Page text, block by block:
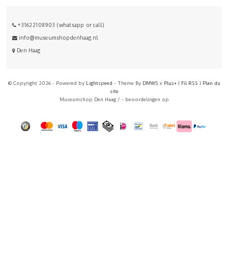
+31622108903 (whatsapp or call)
info@museumshopdenhaag.nl
Den Haag
© Copyright 2026 - Powered by Lightspeed - Theme By DMWS x Plus+| Fil RSS | Plan du
site
Museumshop Den Haag / - beoordelingen op